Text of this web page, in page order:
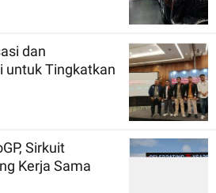
dan
untuk Tingkatkan
Sirkuit
Kerja Sama